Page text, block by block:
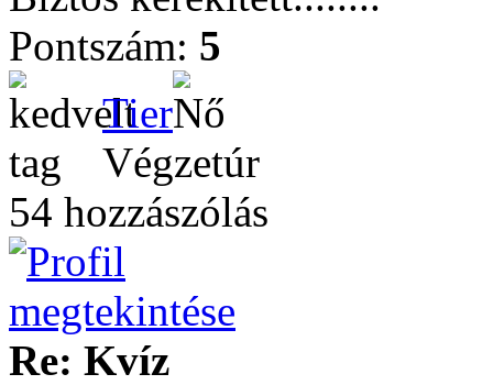
Pontszám: 5
Tier
Végzetúr
54 hozzászólás
Re: Kvíz